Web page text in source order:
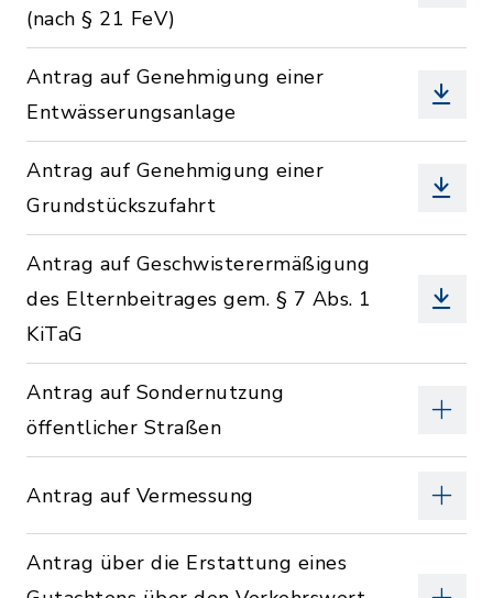
(nach § 21 FeV)
Antrag auf Genehmigung einer
Entwässerungsanlage
Antrag auf Genehmigung einer
Grundstückszufahrt
Antrag auf Geschwisterermäßigung
des Elternbeitrages gem. § 7 Abs. 1
KiTaG
Antrag auf Sondernutzung
öffentlicher Straßen
Antrag auf Vermessung
Antrag über die Erstattung eines